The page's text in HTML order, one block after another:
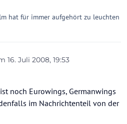
hat für immer aufgehört zu leuchten
16. Juli 2008, 19:53
von
noch Eurowings, Germanwings
im Nachrichtenteil von der